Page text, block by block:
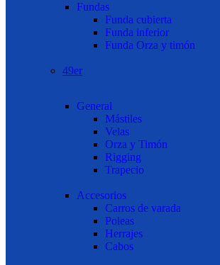
Fundas
Funda cubierta
Funda inferior
Funda Orza y timón
49er
General
Mástiles
Velas
Orza y Timón
Rigging
Trapecio
Accesorios
Carros de varada
Poleas
Herrajes
Cabos